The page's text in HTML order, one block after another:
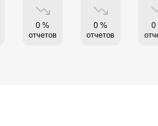
0 %
отчетов
0 %
отчетов
0